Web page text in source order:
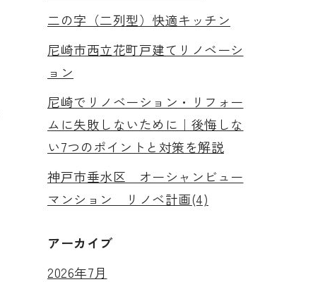
二の字（二列型）快適キッチン
尼崎市西立花町戸建てリノベーシ
ョン
尼崎でリノベーション・リフォー
ムに失敗しないために｜後悔しな
い7つのポイントと対策を解説
神戸市垂水区 オーシャンビュー
マンション リノベ計画(4)
アーカイブ
2026年7月